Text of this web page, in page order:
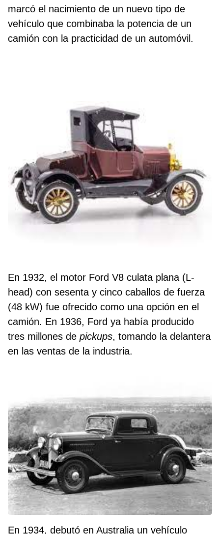
marcó el nacimiento de un nuevo tipo de
vehículo que combinaba la potencia de un
camión con la practicidad de un automóvil.
En 1932, el motor Ford V8 culata plana (L-
head) con sesenta y cinco caballos de fuerza
(48 kW) fue ofrecido como una opción en el
camión. En 1936, Ford ya había producido
tres millones de pickups, tomando la delantera
en las ventas de la industria.
En 1934, debutó en Australia un vehículo